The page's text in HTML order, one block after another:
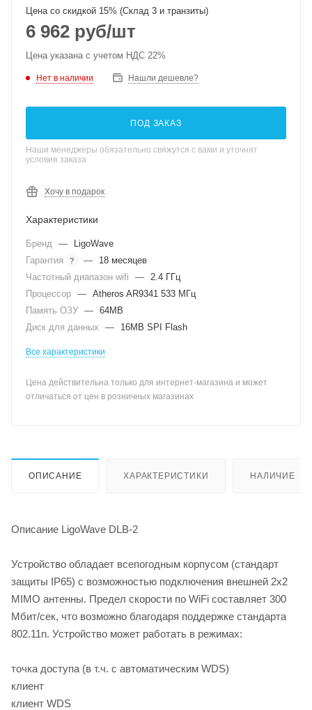
Цена со скидкой 15% (Склад 3 и транзиты)
6 962 руб/шт
Цена указана с учетом НДС 22%
Нет в наличии Нашли дешевле?
ПОД ЗАКАЗ
Наши менеджеры обязательно свяжутся с вами и уточнят
условия заказа
Хочу в подарок
Характеристики
Бренд —
LigoWave
Гарантия
? —
18 месяцев
Частотный диапазон wifi
— 2.4 ГГц
Процессор — Atheros AR9341 533 МГц
Память ОЗУ — 64MB
Диск для данных
— 16MB SPI Flash
Все характеристики
Цена действительна только для интернет-магазина и может
отличаться от цен в розничных магазинах
ОПИСАНИЕ ХАРАКТЕРИСТИКИ НАЛИЧИЕ
Описание LigoWave DLB-2
Устройство обладает всепогодным корпусом (стандарт
защиты IP65) с возможностью подключения внешней 2х2
MIMO антенны. Предел скорости по WiFi составляет 300
Мбит/сек, что возможно благодаря поддержке стандарта
802.11n. Устройство может работать в режимах:
точка доступа (в т.ч. с автоматическим WDS)
клиент
клиент WDS